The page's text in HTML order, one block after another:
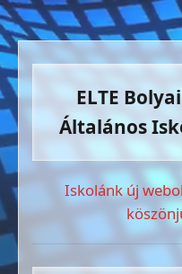
ELTE
Általános
Iskolánk új